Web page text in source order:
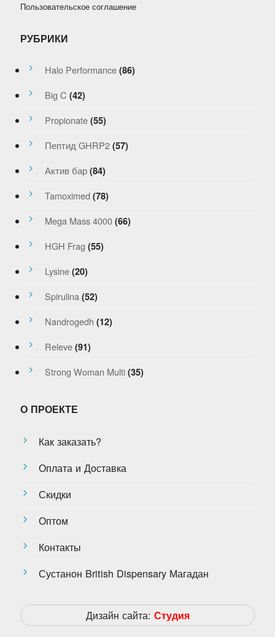
Пользовательское соглашение
РУБРИКИ
Halo Performance (86)
Big C (42)
Propionate (55)
Пептид GHRP2 (57)
Актив бар (84)
Tamoximed (78)
Mega Mass 4000 (66)
HGH Frag (55)
Lysine (20)
Spirulina (52)
Nandrogedh (12)
Releve (91)
Strong Woman Multi (35)
О ПРОЕКТЕ
Как заказать?
Оплата и Доставка
Скидки
Оптом
Контакты
Сустанон British Dispensary Магадан
Дизайн сайта: Студия